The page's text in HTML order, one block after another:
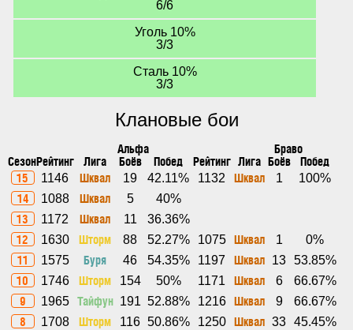
6/6
Уголь 10%
3/3
Сталь 10%
3/3
Клановые бои
Альфа Браво
СезонРейтинг Лига Боёв Побед Рейтинг Лига Боёв Побед
15
1146 Шквал 19 42.11% 1132 Шквал 1 100%
14 1088 Шквал 5 40%
13 1172 Шквал 11 36.36%
12 1630 Шторм 88 52.27% 1075 Шквал 1 0%
11 1575 Буря 46 54.35% 1197 Шквал 13 53.85%
10 1746 Шторм 154 50% 1171 Шквал 6 66.67%
9 1965 Тайфун 191 52.88% 1216 Шквал 9 66.67%
8 1708 Шторм 116 50.86% 1250 Шквал 33 45.45%